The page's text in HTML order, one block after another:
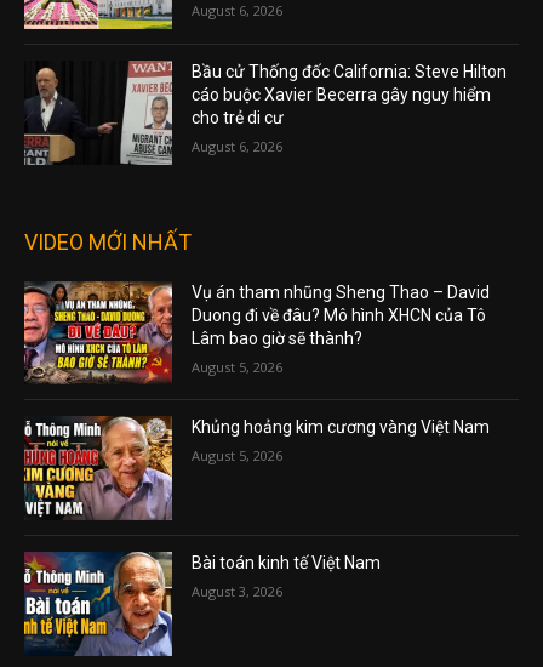
August 6, 2026
Bầu cử Thống đốc California: Steve Hilton
cáo buộc Xavier Becerra gây nguy hiểm
cho trẻ di cư
August 6, 2026
VIDEO MỚI NHẤT
Vụ án tham nhũng Sheng Thao – David
Duong đi về đâu? Mô hình XHCN của Tô
Lâm bao giờ sẽ thành?
August 5, 2026
Khủng hoảng kim cương vàng Việt Nam
August 5, 2026
Bài toán kinh tế Việt Nam
August 3, 2026